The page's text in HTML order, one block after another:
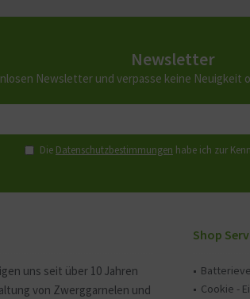
Newsletter
Newsletter und verpasse keine Neuigkeit
Die Datenschutzbestimmungen habe ich zur
uns seit über 10 Jahren
von Zwerggarnelen und
Shop
Cookie -